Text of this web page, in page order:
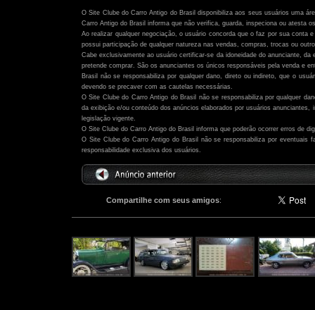
O Site Clube do Carro Antigo do Brasil disponibiliza aos seus usuários uma
Carro Antigo do Brasil informa que não verifica, guarda, inspeciona ou atesta
Ao realizar qualquer negociação, o usuário concorda que o faz por sua conta
possui participação de qualquer natureza nas vendas, compras, trocas ou
Cabe exclusivamente ao usuário certificar-se da idoneidade do anunciante,
pretende comprar. São os anunciantes os únicos responsáveis pela venda e
Brasil não se responsabiliza por qualquer dano, direto ou indireto, que o
devendo se precaver com as cautelas necessárias.
O Site Clube do Carro Antigo do Brasil não se responsabiliza por qualquer
da exibição e/ou conteúdo dos anúncios elaborados por usuários
legislação vigente.
O Site Clube do Carro Antigo do Brasil informa que poderão ocorrer erros de
O Site Clube do Carro Antigo do Brasil não se responsabiliza por eventuais
responsabilidade exclusiva dos usuários.
Compartilhe com seus amigos: